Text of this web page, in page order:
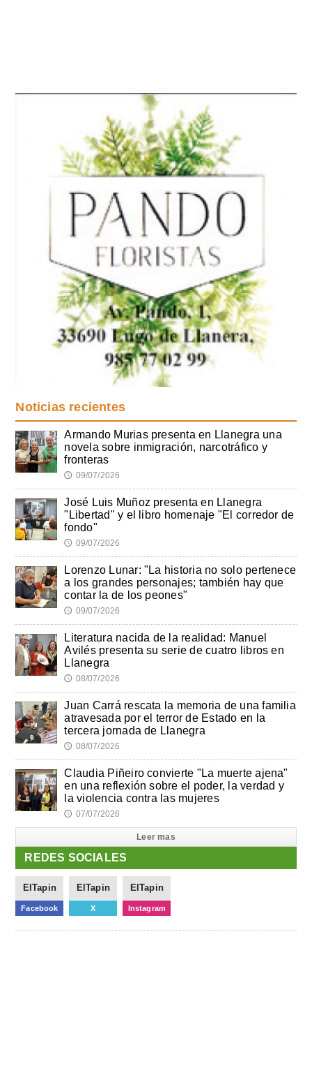
Noticias recientes
Armando Murias presenta en Llanegra una
novela sobre inmigración, narcotráfico y
fronteras
🕔 09/07/2026
José Luis Muñoz presenta en Llanegra
"Libertad" y el libro homenaje "El corredor de
fondo"
🕔 09/07/2026
Lorenzo Lunar: "La historia no solo pertenece
a los grandes personajes; también hay que
contar la de los peones"
🕔 09/07/2026
Literatura nacida de la realidad: Manuel
Avilés presenta su serie de cuatro libros en
Llanegra
🕔 08/07/2026
Juan Carrá rescata la memoria de una familia
atravesada por el terror de Estado en la
tercera jornada de Llanegra
🕔 08/07/2026
Claudia Piñeiro convierte "La muerte ajena"
en una reflexión sobre el poder, la verdad y
la violencia contra las mujeres
🕔 07/07/2026
Leer mas
REDES SOCIALES
ElTapin
Facebook
ElTapin
X
ElTapin
Instagram